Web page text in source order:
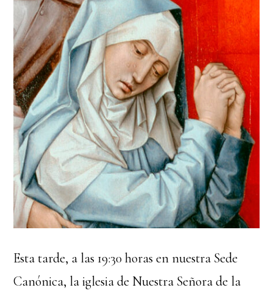
Esta tarde, a las 19:30 horas en nuestra Sede
Canónica, la iglesia de Nuestra Señora de la